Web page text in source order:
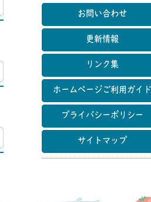
マップ
お問い合わせ
更新情報
リンク集
ホームページご利用ガイド
プライバシーポリシー
サイトマップ